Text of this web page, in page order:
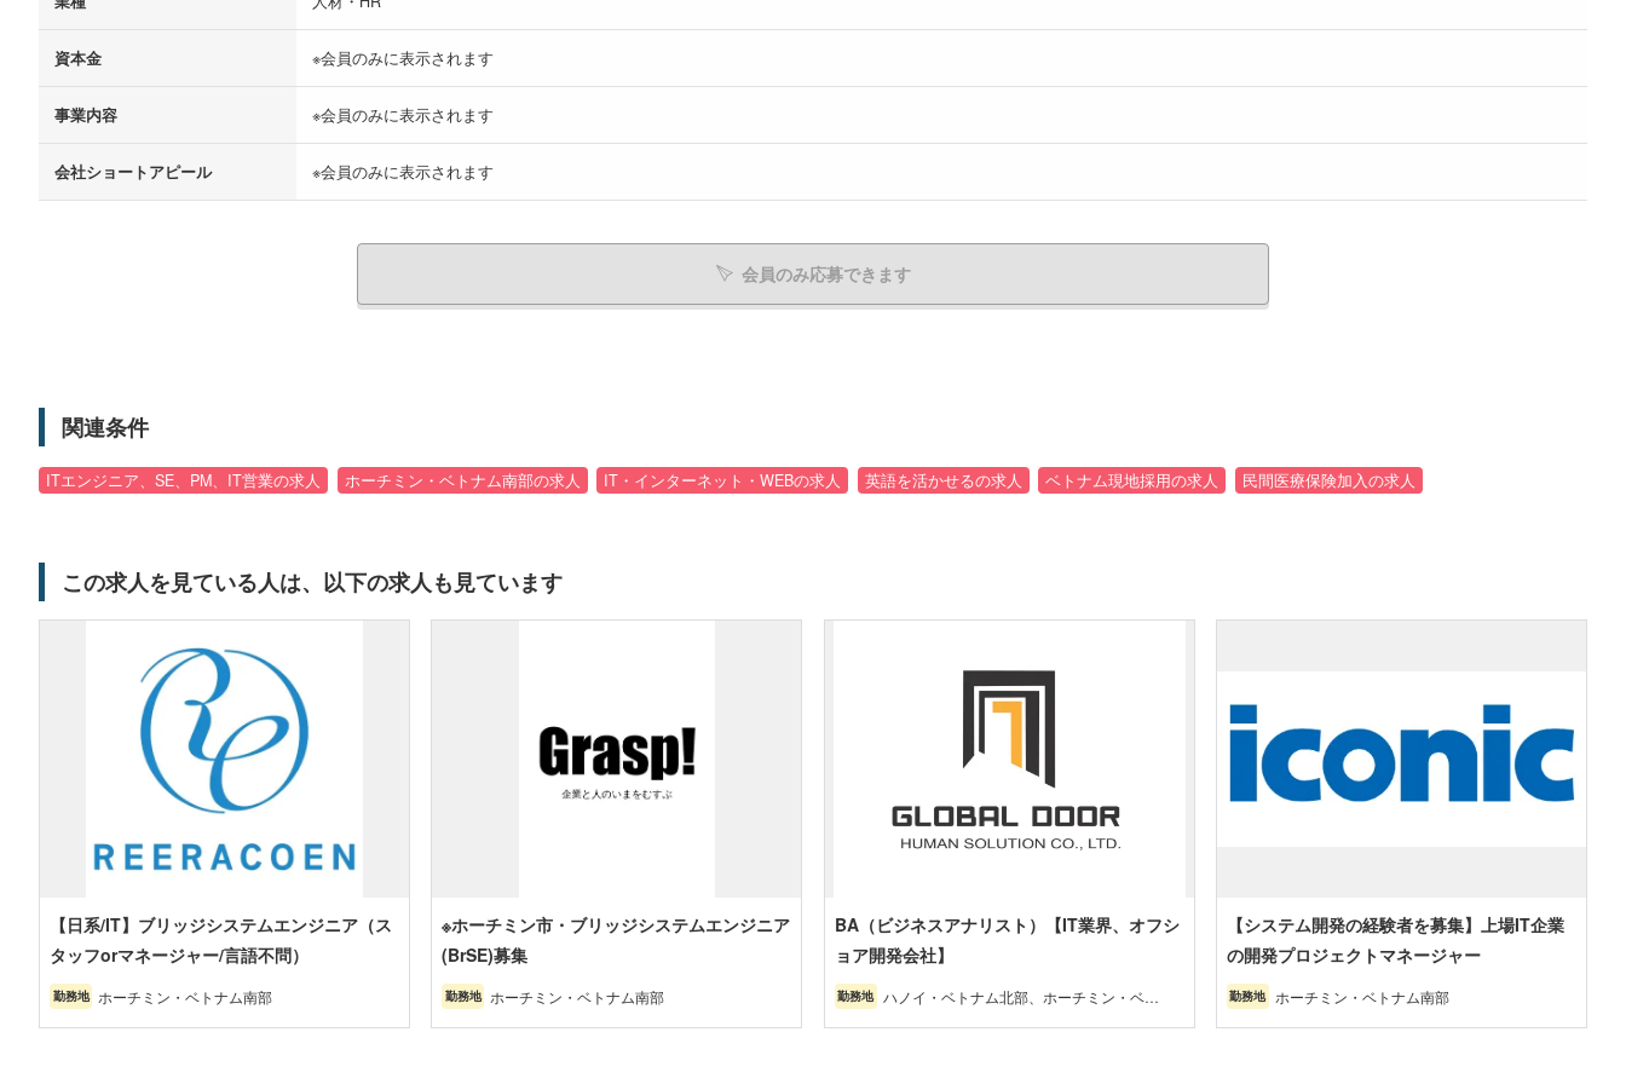
資本金 ※会員のみに表示されます
事業内容 ※会員のみに表示されます
会社ショートアピール ※会員のみに表示されます
会員のみ応募できます
関連条件
ITエンジニア、SE、PM、IT営業の求人 ホーチミン・ベトナム南部の求人 IT・インターネット・WEBの求人 英語を活かせるの求人 ベトナム現地採用の求人 民間医療保険加入の求人
この求人を見ている人は、以下の求人も見ています
【日系/IT】ブリッジシステムエンジニア（ス
タッフorマネージャー/言語不問）
勤務地 ホーチミン・ベトナム南部
※ホーチミン市・ブリッジシステムエンジニア
(BrSE)募集
勤務地 ホーチミン・ベトナム南部
BA（ビジネスアナリスト）【IT業界、オフシ
ョア開発会社】
勤務地 ハノイ・ベトナム北部、ホーチミン・ベト
【システム開発の経験者を募集】上場IT企業
の開発プロジェクトマネージャー
勤務地 ホーチミン・ベトナム南部